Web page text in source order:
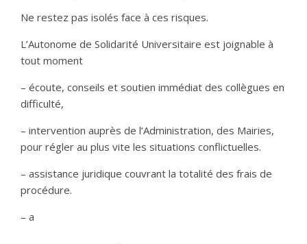
Ne restez pas isolés face à ces risques.
L’Autonome de Solidarité Universitaire est joignable à
tout moment
– écoute, conseils et soutien immédiat des collègues en
difficulté,
– intervention auprès de l’Administration, des Mairies,
pour régler au plus vite les situations conflictuelles.
– assistance juridique couvrant la totalité des frais de
procédure.
– a